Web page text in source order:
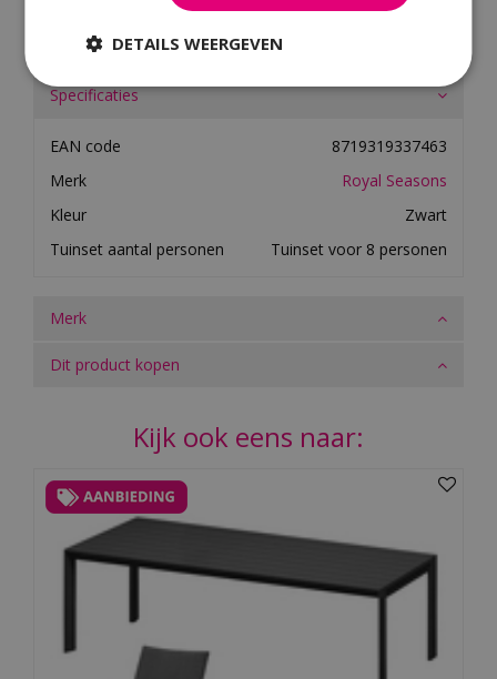
hierhet complete overzicht van alle
Specificaties
EAN code
8719319337463
Merk
Royal Seasons
Kleur
Zwart
Tuinset aantal personen
Tuinset voor 8 personen
Merk
Dit product kopen
Kijk ook eens naar:
DETAILS WEERGEVEN